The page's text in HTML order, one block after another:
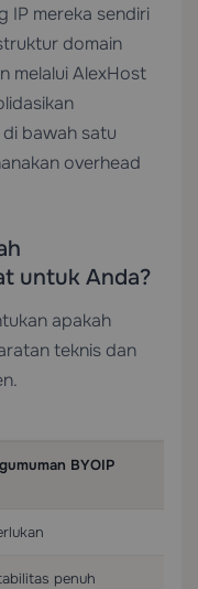
IP mereka sendiri
domain
melalui AlexHost
di bawah satu
overhead
untuk Anda?
apakah
teknis dan
BYOIP
penuh